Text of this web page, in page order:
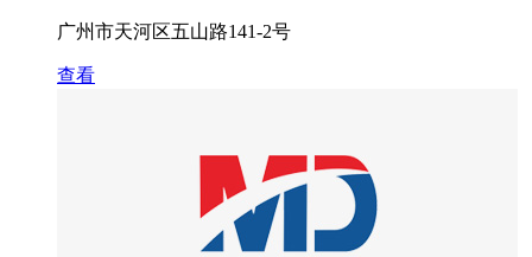
广州市天河区五山路141-2号
查看